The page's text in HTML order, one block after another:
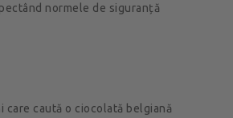
normele de siguranță
caută o ciocolată belgiană